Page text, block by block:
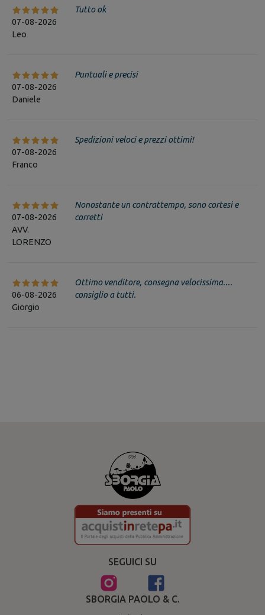
07-08-2026
Leo
Tutto ok
07-08-2026
Daniele
Puntuali e precisi
07-08-2026
Franco
Spedizioni veloci e prezzi ottimi!
07-08-2026
AVV.
LORENZO
Nonostante un contrattempo, sono cortesi e
corretti
06-08-2026
Giorgio
Ottimo venditore, consegna velocissima....
consiglio a tutti.
SEGUICI SU
SBORGIA PAOLO & C.